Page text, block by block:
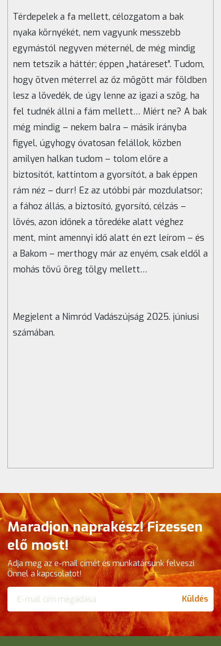
Térdepelek a fa mellett, célozgatom a bak
nyaka környékét, nem vagyunk messzebb
egymástól negyven méternél, de még mindig
nem tetszik a háttér; éppen „határeset”. Tudom,
hogy ötven méterrel az őz mögött már földben
lesz a lövedék, de úgy lenne az igazi a szög, ha
fel tudnék állni a fám mellett… Miért ne? A bak
még mindig – nekem balra – másik irányba
figyel, úgyhogy óvatosan felállok, közben
amilyen halkan tudom – tolom előre a
biztosítót, kattintom a gyorsítót, a bak éppen
rám néz – durr! Ez az utóbbi pár mozdulatsor;
a fához állás, a biztosító, gyorsító, célzás –
lövés, azon időnek a töredéke alatt véghez
ment, mint amennyi idő alatt én ezt leírom – és
a Bakom – merthogy már az enyém, csak eldől a
mohás tövű öreg tölgy mellett…
Megjelent a Nimród Vadászújság 2025. júniusi
számában.
Maradjon naprakész! Fizessen
elő most!
Adja meg az e-mail címét és munkatársunk felveszi
Önnel a kapcsolatot!
Küldés